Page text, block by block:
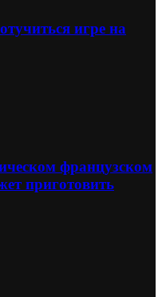
игре на
французском
приготовить